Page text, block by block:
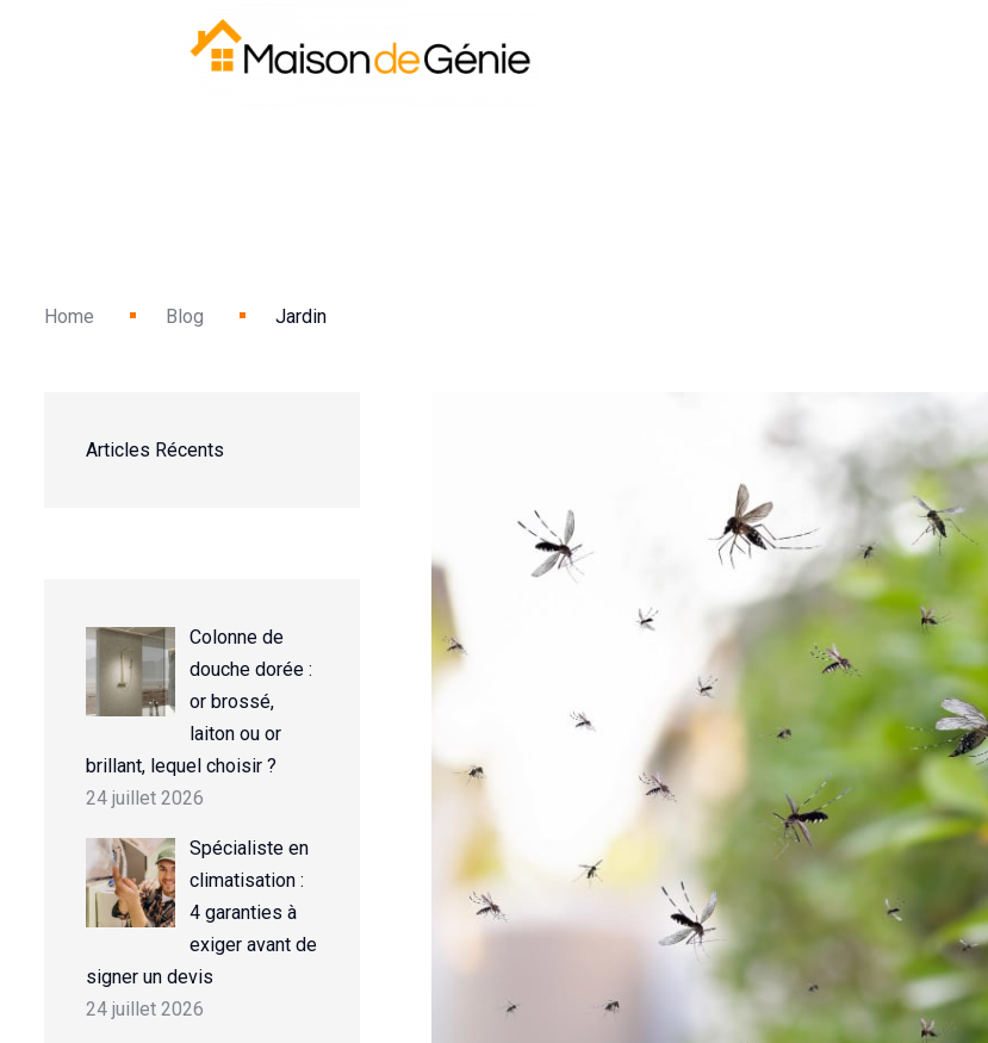
Home Blog Jardin
Articles Récents
Colonne de
douche dorée :
or brossé,
laiton ou or
brillant, lequel choisir ?
24 juillet 2026
Spécialiste en
climatisation :
4 garanties à
exiger avant de
signer un devis
24 juillet 2026